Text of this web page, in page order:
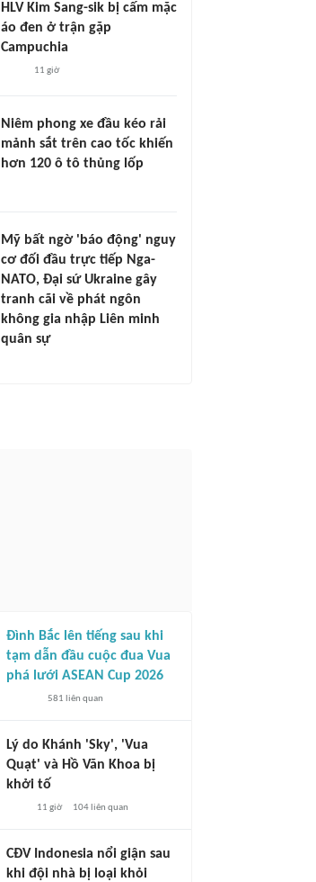
HLV Kim Sang-sik bị cấm mặc
áo đen ở trận gặp
Campuchia
11 giờ
Niêm phong xe đầu kéo rải
mảnh sắt trên cao tốc khiến
hơn 120 ô tô thủng lốp
Mỹ bất ngờ 'báo động' nguy
cơ đối đầu trực tiếp Nga-
NATO, Đại sứ Ukraine gây
tranh cãi về phát ngôn
không gia nhập Liên minh
quân sự
Đình Bắc lên tiếng sau khi
tạm dẫn đầu cuộc đua Vua
phá lưới ASEAN Cup 2026
581 liên quan
Lý do Khánh 'Sky', 'Vua
Quạt' và Hồ Văn Khoa bị
khởi tố
11 giờ 104liên quan
CĐV Indonesia nổi giận sau
khi đội nhà bị loại khỏi